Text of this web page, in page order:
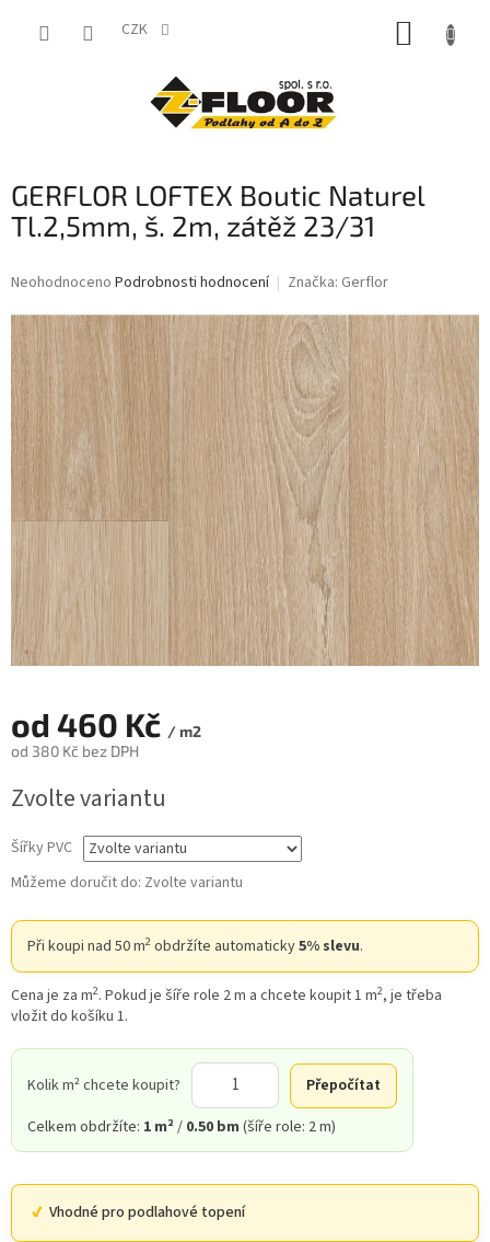
CZK
GERFLOR LOFTEX Boutic Naturel
Tl.2,5mm, š. 2m, zátěž 23/31
Průměrné
produktu
je
0,0
z
hvězdiček.
Neohodnoceno Podrobnosti hodnocení Značka: Gerflor
od 460 Kč / m2
od 380 Kč bez DPH
cena:
Zvolte variantu
Šířky PVC
Můžeme doručit do: Zvolte variantu
Při koupi nad 50 m2 obdržíte automaticky5% slevu.
Cena je za m2. Pokud je šíře role 2 m a chcete koupit 1 m2, je třeba
vložit do košíku 1.
Kolik m² chcete koupit?
Přepočítat
Celkem obdržíte: 1 m²/ 0.50 bm (šíře role: 2 m)
Vhodné pro podlahové topení